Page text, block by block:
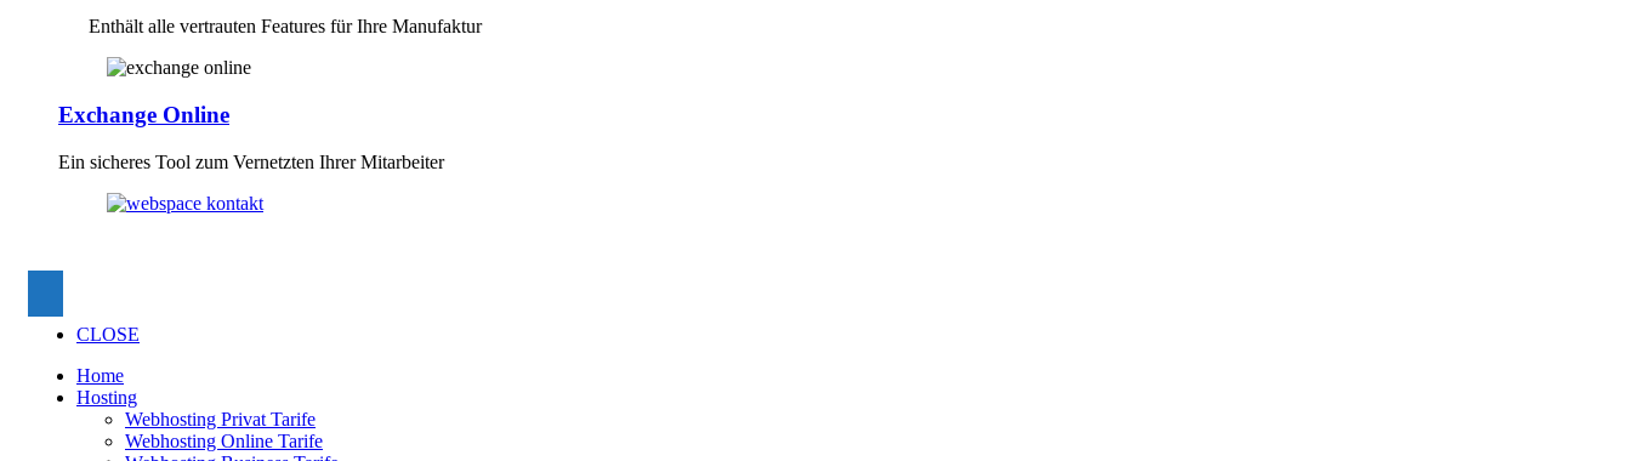
Enthält alle vertrauten Features für Ihre Manufaktur
Exchange Online
Ein sicheres Tool zum Vernetzten Ihrer Mitarbeiter
CLOSE
Home
Hosting
Webhosting Privat Tarife
Webhosting Online Tarife